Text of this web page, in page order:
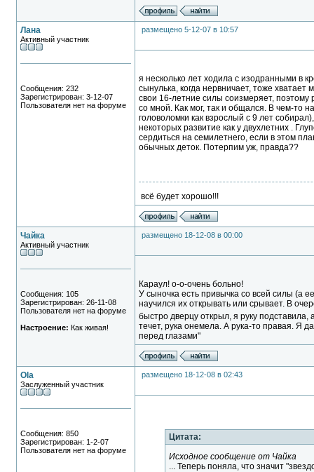
Лана
Активный участник
Сообщения: 232
Зарегистрирован: 3-12-07
Пользователя нет на форуме
размещено 5-12-07 в 10:57
я несколько лет ходила с изодранными в
сынулька, когда нервничает, тоже
свои 16-летние силы соизмеряет,
со мной. Как мог, так и общался. В чем-то
головоломки как взрослый с 9 лет
некоторых развитие как у двухлетних .
сердиться на семилетнего, если в этом
обычных деток. Потерпим уж, правда??
всё будет хорошо!!!
Чайка
Активный участник
Сообщения: 105
Зарегистрирован: 26-11-08
Пользователя нет на форуме
Настроение: Как живая!
размещено 18-12-08 в 00:00
Караул! о-о-очень больно!
У сыночка есть привычка со всей силы (а
научился их открывать или срывает. В
быстро дверцу открыл, я руку
течет, рука онемела. А рука-то правая. Я
перед глазами"
Ola
Заслуженный участник
Сообщения: 850
Зарегистрирован: 1-2-07
Пользователя нет на форуме
размещено 18-12-08 в 02:43
Цитата:
Исходное сообщение от Чайка
... Теперь поняла, что значит